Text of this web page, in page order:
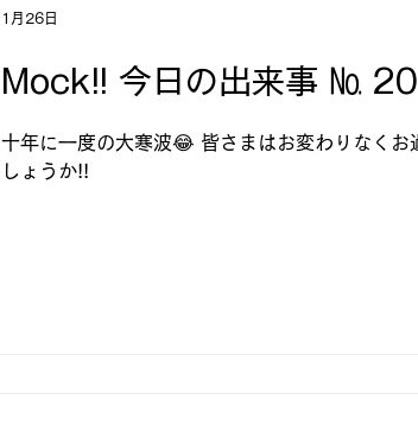
Mock!! 今日の出来事 № 20
十年に一度の大寒波😂 皆さまはお変わりなくお過ごしで
しょうか!!
1月26日